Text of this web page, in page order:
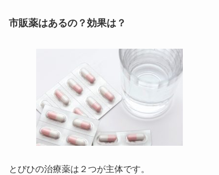
市販薬はあるの？効果は？
とびひの治療薬は２つが主体です。